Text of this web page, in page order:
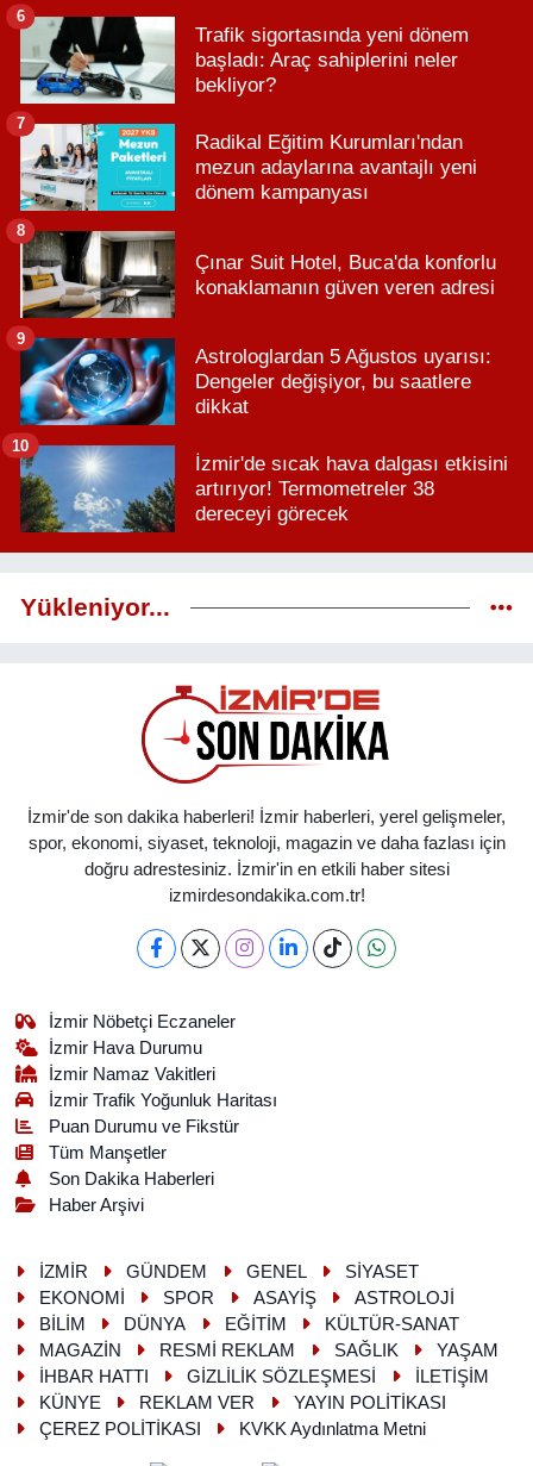
Trafik sigortasında yeni dönem
başladı: Araç sahiplerini neler
bekliyor?
6
Radikal Eğitim Kurumları'ndan
mezun adaylarına avantajlı yeni
dönem kampanyası
7
Çınar Suit Hotel, Buca'da konforlu
konaklamanın güven veren adresi
8
Astrologlardan 5 Ağustos uyarısı:
Dengeler değişiyor, bu saatlere
dikkat
9
İzmir'de sıcak hava dalgası etkisini
artırıyor! Termometreler 38
dereceyi görecek
10
Yükleniyor...
İzmir'de son dakika haberleri! İzmir haberleri, yerel gelişmeler,
spor, ekonomi, siyaset, teknoloji, magazin ve daha fazlası için
doğru adrestesiniz. İzmir'in en etkili haber sitesi
izmirdesondakika.com.tr!
İzmir Nöbetçi Eczaneler
İzmir Hava Durumu
İzmir Namaz Vakitleri
İzmir Trafik Yoğunluk Haritası
Puan Durumu ve Fikstür
Tüm Manşetler
Son Dakika Haberleri
Haber Arşivi
İZMİR GÜNDEM GENEL
SİYASET
EKONOMİ
SPOR ASAYİŞ
ASTROLOJİ
BİLİM
DÜNYA EĞİTİM
KÜLTÜR-SANAT
MAGAZİN
RESMİ REKLAM SAĞLIK
YAŞAM
İHBAR HATTI
GİZLİLİK SÖZLEŞMESİ
İLETİŞİM
KÜNYE
REKLAM VER
YAYIN POLİTİKASI
ÇEREZ POLİTİKASI
KVKK Aydınlatma Metni